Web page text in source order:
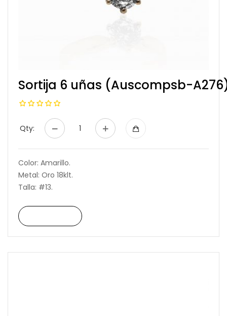
Sortija 6 uñas (Auscompsb-
Qty:
Color: Amarillo.
Metal: Oro 18klt.
Talla: #13.